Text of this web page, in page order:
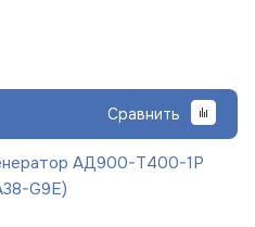
Сравнить
АД900-Т400-1Р
G9E)